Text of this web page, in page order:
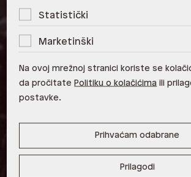
Način obuvanja: Na kopčanje
Raspoloživost po poslovnicama
Poslovnica
ALDO, City Center One East 10000
ALDO, City Center One West
Statistički
Marketinški
Na ovoj mrežnoj stranici koriste se
da pročitate Politiku o kolačićima ili
postavke.
Prihvaćam odabrane
Prilagodi